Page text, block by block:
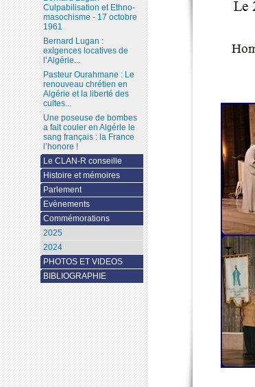
Culpabilisation et Ethno-
masochisme - 17 octobre
1961
Bernard Lugan :
exigences locatives de
l’Algérie...
Pasteur Ourahmane : Le
renouveau chrétien en
Algérie et la liberté des
cultes...
Une poseuse de bombes
a fait couler en Algérie le
sang français : la France
l’honore !
Le CLAN-R conseille
Histoire et mémoires
Parlement
Evènements
Commémorations
2025
2024
PHOTOS ET VIDEOS
BIBLIOGRAPHIE